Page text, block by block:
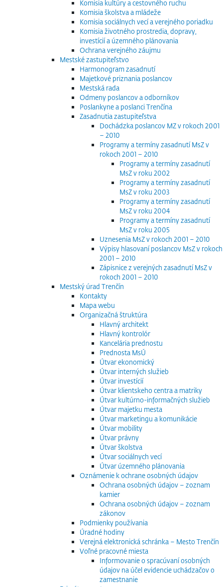
Komisia kultúry a cestovného ruchu
Komisia školstva a mládeže
Komisia sociálnych vecí a verejného poriadku
Komisia životného prostredia, dopravy,
investícií a územného plánovania
Ochrana verejného záujmu
Mestské zastupiteľstvo
Harmonogram zasadnutí
Majetkové priznania poslancov
Mestská rada
Odmeny poslancov a odborníkov
Poslankyne a poslanci Trenčína
Zasadnutia zastupiteľstva
Dochádzka poslancov MZ v rokoch 2001
– 2010
Programy a termíny zasadnutí MsZ v
rokoch 2001 – 2010
Programy a termíny zasadnutí
MsZ v roku 2002
Programy a termíny zasadnutí
MsZ v roku 2003
Programy a termíny zasadnutí
MsZ v roku 2004
Programy a termíny zasadnutí
MsZ v roku 2005
Uznesenia MsZ v rokoch 2001 – 2010
Výpisy hlasovaní poslancov MsZ v rokoch
2001 – 2010
Zápisnice z verejných zasadnutí MsZ v
rokoch 2001 – 2010
Mestský úrad Trenčín
Kontakty
Mapa webu
Organizačná štruktúra
Hlavný architekt
Hlavný kontrolór
Kancelária prednostu
Prednosta MsÚ
Útvar ekonomický
Útvar interných služieb
Útvar investícií
Útvar klientskeho centra a matriky
Útvar kultúrno-informačných služieb
Útvar majetku mesta
Útvar marketingu a komunikácie
Útvar mobility
Útvar právny
Útvar školstva
Útvar sociálnych vecí
Útvar územného plánovania
Oznámenie k ochrane osobných údajov
Ochrana osobných údajov – zoznam
kamier
Ochrana osobných údajov – zoznam
zákonov
Podmienky používania
Úradné hodiny
Verejná elektronická schránka – Mesto Trenčín
Voľné pracovné miesta
Informovanie o spracúvaní osobných
údajov na účel evidencie uchádzačov o
zamestnanie